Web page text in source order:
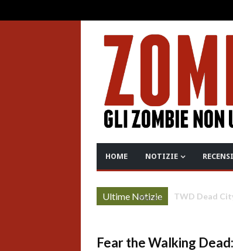
HOME NOTIZIE
Ultime Notizie
More » Project
Fear the Walking